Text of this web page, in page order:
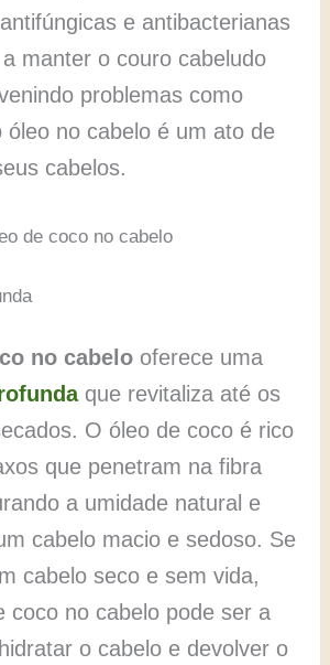
e antibacterianas
manter o couro cabeludo
problemas como
óleo no cabelo é um ato de
cabelos.
de coco no cabelo
no cabelo oferece uma
que revitaliza até os
O óleo de coco é rico
que penetram na fibra
a umidade natural e
cabelo macio e sedoso. Se
cabelo seco e sem vida,
coco no cabelo pode ser a
o cabelo e devolver o